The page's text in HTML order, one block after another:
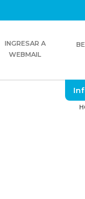
INGRESAR A
WEBMAIL